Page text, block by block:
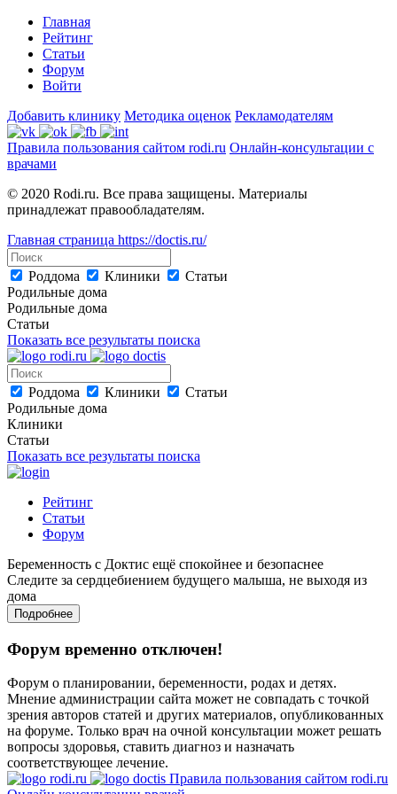
Главная
Рейтинг
Статьи
Форум
Войти
Добавить клинику Методика оценок Рекламодателям
Правила пользования сайтом rodi.ru Онлайн-консультации с
врачами
© 2020 Rodi.ru. Все права защищены. Материалы
принадлежат правообладателям.
Главная страница https://doctis.ru/
Роддома Клиники
Статьи
Родильные дома
Родильные дома
Статьи
Показать все результаты поиска
Роддома Клиники
Статьи
Родильные дома
Клиники
Статьи
Показать все результаты поиска
Рейтинг
Статьи
Форум
Беременность с Доктис ещё спокойнее и безопаснее
Следите за сердцебиением будущего малыша, не выходя из
дома
Подробнее
Форум временно отключен!
Форум о планировании, беременности, родах и детях.
Мнение администрации сайта может не совпадать с точкой
зрения авторов статей и других материалов, опубликованных
на форуме. Только врач на очной консультации может решать
вопросы здоровья, ставить диагноз и назначать
соответствующее лечение.
Правила пользования сайтом rodi.ru